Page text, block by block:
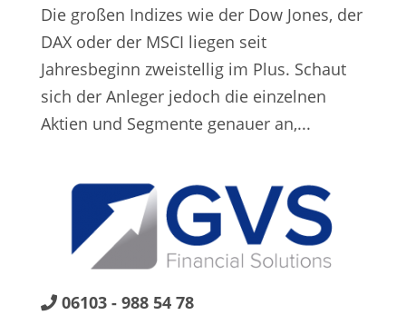
Die großen Indizes wie der Dow Jones, der
DAX oder der MSCI liegen seit
Jahresbeginn zweistellig im Plus. Schaut
sich der Anleger jedoch die einzelnen
Aktien und Segmente genauer an,...
06103 - 988 54 78